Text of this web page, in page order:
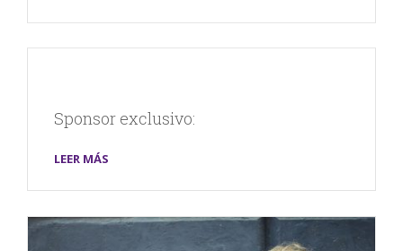
Sponsor exclusivo:
LEER MÁS